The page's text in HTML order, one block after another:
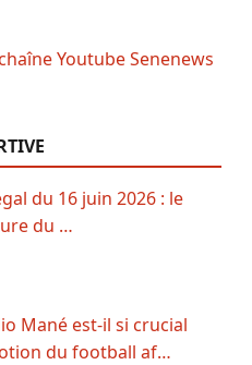
du 16 juin 2026 : le
du …
Mané est-il si crucial
du football af…